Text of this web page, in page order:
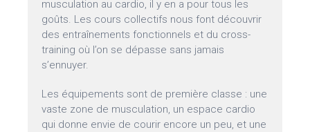
musculation au cardio, il y en a pour tous les
goûts. Les cours collectifs nous font découvrir
des entraînements fonctionnels et du cross-
training où l’on se dépasse sans jamais
s’ennuyer.
Les équipements sont de première classe : une
vaste zone de musculation, un espace cardio
qui donne envie de courir encore un peu, et une